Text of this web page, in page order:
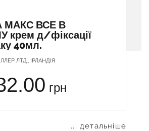
МАКС ВСЕ В
крем д/фіксації
40мл.
ЛТД., ІРЛАНДІЯ
грн
... детальніше